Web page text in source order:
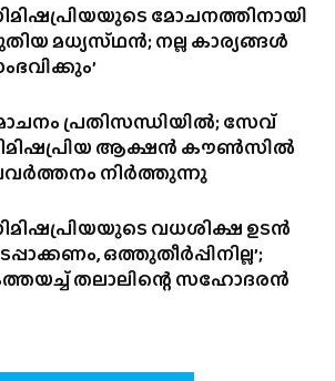
മോചനത്തിനായി
മധ്യസ്‌ഥൻ; നല്ല കാര്യങ്ങൾ
പ്രതിസന്ധിയിൽ; സേവ്
ആക്ഷൻ കൗൺസിൽ
നിർത്തുന്നു
വധശിക്ഷ ഉടൻ
ഒത്തുതീർപ്പിനില്ല’;
തലാലിന്റെ സഹോദരൻ